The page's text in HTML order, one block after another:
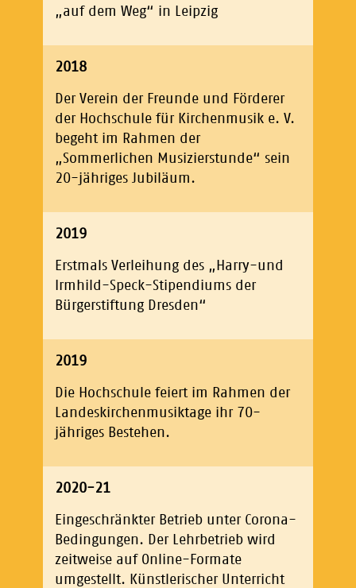
„auf dem Weg“ in Leipzig
2018
Der Verein der Freunde und Förderer
der Hochschule für Kirchenmusik e. V.
begeht im Rahmen der
„Sommerlichen Musizierstunde“ sein
20-jähriges Jubiläum.
2019
Erstmals Verleihung des „Harry-und
Irmhild-Speck-Stipendiums der
Bürgerstiftung Dresden“
2019
Die Hochschule feiert im Rahmen der
Landeskirchenmusiktage ihr 70-
jähriges Bestehen.
2020-21
Eingeschränkter Betrieb unter Corona-
Bedingungen. Der Lehrbetrieb wird
zeitweise auf Online-Formate
umgestellt. Künstlerischer Unterricht